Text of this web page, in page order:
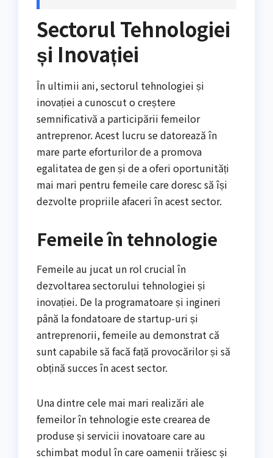
Sectorul Tehnologiei
și Inovației
În ultimii ani, sectorul tehnologiei și
inovației a cunoscut o creștere
semnificativă a participării femeilor
antreprenor. Acest lucru se datorează în
mare parte eforturilor de a promova
egalitatea de gen și de a oferi oportunități
mai mari pentru femeile care doresc să își
dezvolte propriile afaceri în acest sector.
Femeile în tehnologie
Femeile au jucat un rol crucial în
dezvoltarea sectorului tehnologiei și
inovației. De la programatoare și ingineri
până la fondatoare de startup-uri și
antreprenorii, femeile au demonstrat că
sunt capabile să facă față provocărilor și să
obțină succes în acest sector.
Una dintre cele mai mari realizări ale
femeilor în tehnologie este crearea de
produse și servicii inovatoare care au
schimbat modul în care oamenii trăiesc și